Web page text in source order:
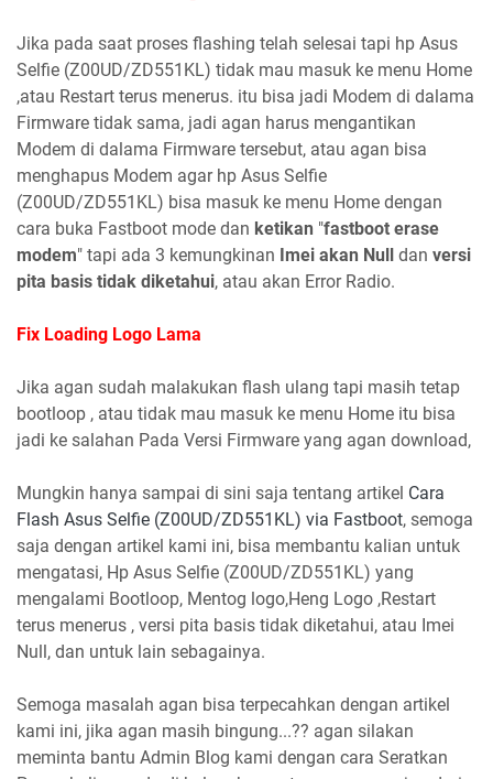
Jika pada saat proses flashing telah selesai tapi hp Asus
Selfie (Z00UD/ZD551KL) tidak mau masuk ke menu Home
,atau Restart terus menerus. itu bisa jadi Modem di dalama
Firmware tidak sama, jadi agan harus mengantikan
Modem di dalama Firmware tersebut, atau agan bisa
menghapus Modem agar hp Asus Selfie
(Z00UD/ZD551KL) bisa masuk ke menu Home dengan
cara buka Fastboot mode dan ketikan "fastboot erase
modem" tapi ada 3 kemungkinan Imei akan Null dan versi
pita basis tidak diketahui, atau akan Error Radio.
Fix Loading Logo Lama
Jika agan sudah malakukan flash ulang tapi masih tetap
bootloop , atau tidak mau masuk ke menu Home itu bisa
jadi ke salahan Pada Versi Firmware yang agan download,
Mungkin hanya sampai di sini saja tentang artikel Cara
Flash Asus Selfie (Z00UD/ZD551KL) via Fastboot, semoga
saja dengan artikel kami ini, bisa membantu kalian untuk
mengatasi, Hp Asus Selfie (Z00UD/ZD551KL) yang
mengalami Bootloop, Mentog logo,Heng Logo ,Restart
terus menerus , versi pita basis tidak diketahui, atau Imei
Null, dan untuk lain sebagainya.
Semoga masalah agan bisa terpecahkan dengan artikel
kami ini, jika agan masih bingung...?? agan silakan
meminta bantu Admin Blog kami dengan cara Seratkan